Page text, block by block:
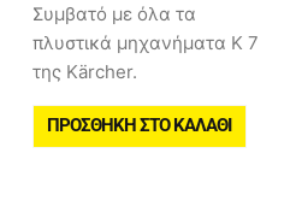
Συμβατό με όλα τα
πλυστικά μηχανήματα Κ 7
της Kärcher.
ΠΡΟΣΘΉΚΗ ΣΤΟ ΚΑΛΆΘΙ